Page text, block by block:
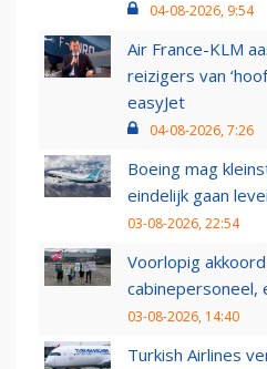
04-08-2026, 9:54
Air France-KLM
reizigers van
easyJet
04-08-2026, 7:26
Boeing mag
eindelijk gaan
03-08-2026, 22:54
Voorlopig
cabinepersoneel,
03-08-2026, 14:40
Turkish Airlines